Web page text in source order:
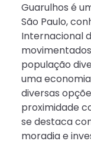
Guarulhos é
São Paulo,
Internacional
população
uma
diversas
proximidade
se destaca
moradia e